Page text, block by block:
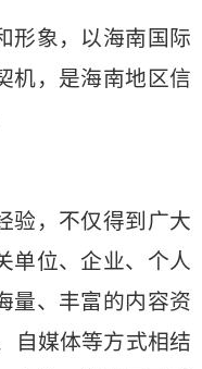
象，以海南国际
机，是海南地区信
，不仅得到广大
单位、企业、个人
量、丰富的内容资
自媒体等方式相结